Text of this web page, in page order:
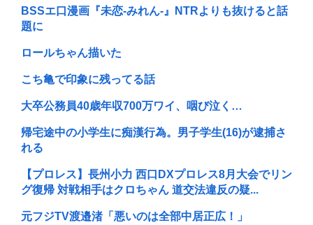
BSSエ口漫画『未恋-みれん-』NTRよりも抜けると話
題に
ロールちゃん描いた
こち亀で印象に残ってる話
大卒公務員40歳年収700万ワイ、咽び泣く…
帰宅途中の小学生に痴漢行為。男子学生(16)が逮捕さ
れる
【プロレス】長州小力 西口DXプロレス8月大会でリン
グ復帰 対戦相手はクロちゃん 道交法違反の疑...
元フジTV渡邉渚「悪いのは全部中居正広！」